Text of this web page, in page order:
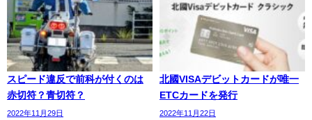
スピード違反で前科が付くのは
赤切符？青切符？
2022年11月29日
北國VISAデビットカードが唯一
ETCカードを発行
2022年11月22日